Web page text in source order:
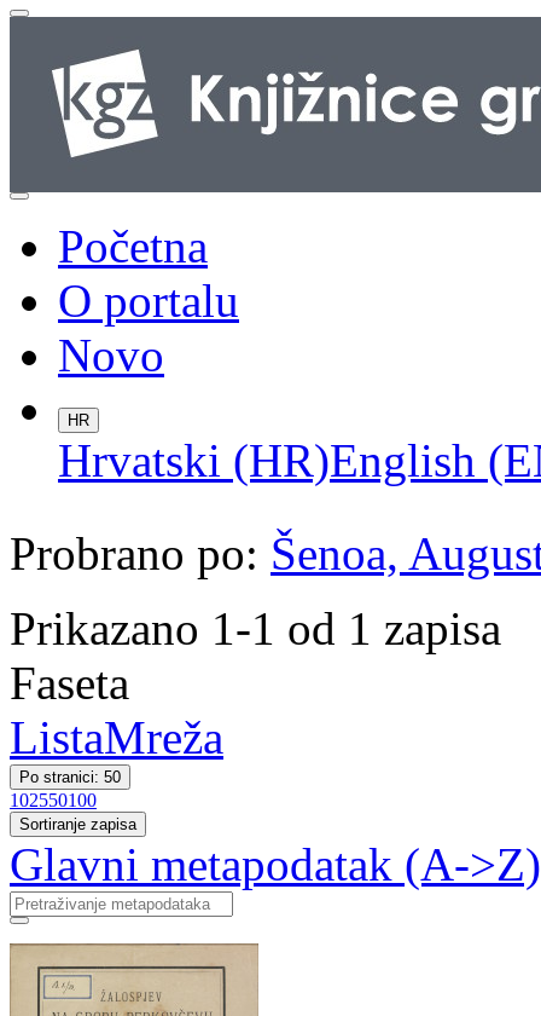
Početna
O portalu
Novo
HR
Hrvatski (HR)English
Probrano po: Šenoa,
Prikazano 1-1 od 1 zapisa
Faseta
ListaMreža
Po stranici: 50
102550100
Sortiranje zapisa
Glavni metapodatak (A->Z)